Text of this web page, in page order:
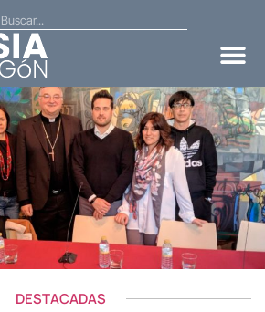
DESTACADAS